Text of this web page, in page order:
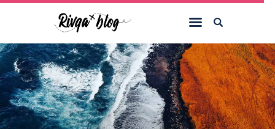
Inicio
Blog
Viajes